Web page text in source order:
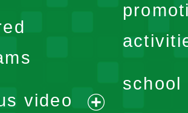
school
video